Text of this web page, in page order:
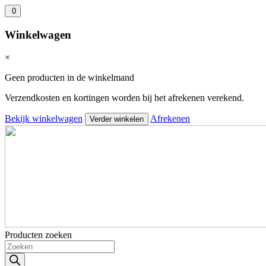
0
Winkelwagen
×
Geen producten in de winkelmand
Verzendkosten en kortingen worden bij het afrekenen verekend.
Bekijk winkelwagen Verder winkelen Afrekenen
Producten zoeken